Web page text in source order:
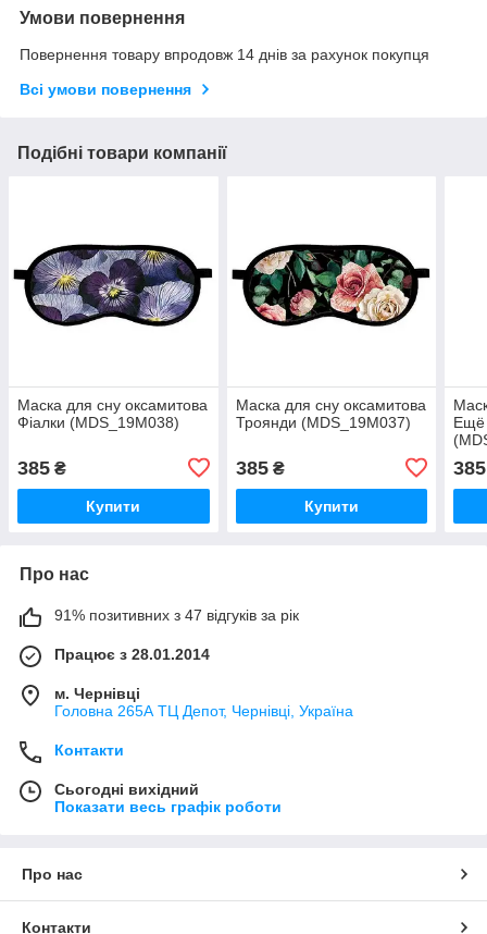
Умови повернення
Повернення товару впродовж 14 днів за рахунок покупця
Всі умови повернення
Подібні товари компанії
Маска для сну оксамитова
Фіалки (MDS_19M038)
385 ₴
Купити
Маска для сну оксамитова
Троянди (MDS_19M037)
385₴
Купити
Ещё
385
Про нас
91% позитивних з 47 відгуків за рік
Працює з 28.01.2014
м. Чернівці
Головна 265А ТЦ Депот, Чернівці, Україна
Контакти
Сьогодні вихідний
Показати весь графік роботи
Про нас
Контакти